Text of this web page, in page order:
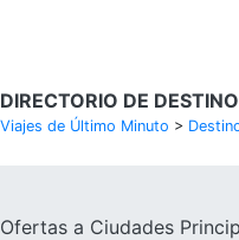
DIRECTORIO DE
Viajes de Último Minuto >
Ofertas a Ciudades